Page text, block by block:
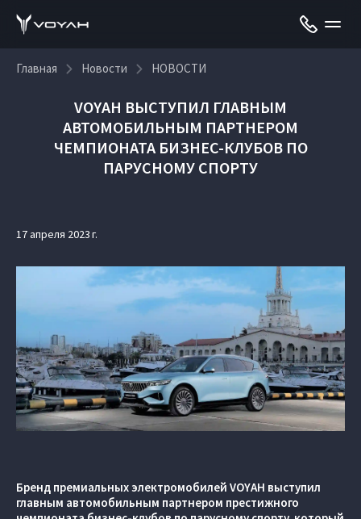
Главная Новости НОВОСТИ
VOYAH ВЫСТУПИЛ ГЛАВНЫМ
АВТОМОБИЛЬНЫМ ПАРТНЕРОМ
ЧЕМПИОНАТА БИЗНЕС-КЛУБОВ ПО
ПАРУСНОМУ СПОРТУ
17 апреля 2023 г.
Бренд премиальных электромобилей VOYAH выступил
главным автомобильным партнером престижного